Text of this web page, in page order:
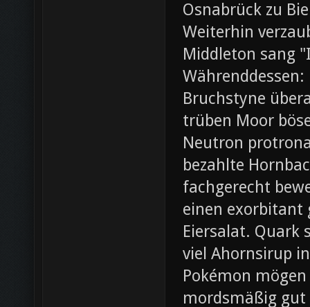
Osnabrück zu
Weiterhin
Middleton sang
Bruchstyne
trüben Moor
Neutron
bezahlte
fachgerecht
einen exorbitant
Eiersalat. Quark
viel Ahornsirup
Pokémon
mordsmäßig gut